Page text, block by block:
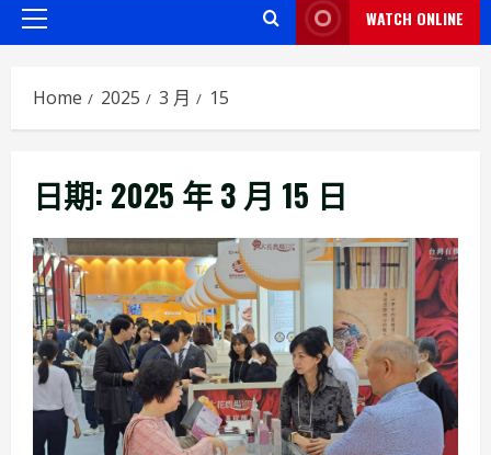
Primary
WATCH ONLINE
Home 2025 3 月 15
日期: 2025 年 3 月 15 日